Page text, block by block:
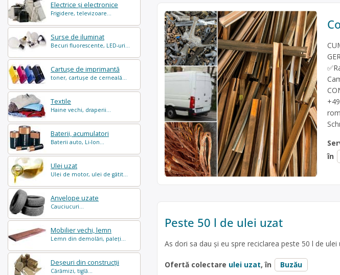
Electrice și electronice
Frigidere, televizoare...
Surse de iluminat
Becuri fluorescente, LED-uri...
Cartușe de imprimantă
toner, cartușe de cerneală...
Textile
Haine vechi, draperii...
Baterii, acumulatori
Baterii auto, Li-Ion...
Ulei uzat
Ulei de motor, ulei de gătit...
Anvelope uzate
Cauciucuri...
Mobilier vechi, lemn
Lemn din demolări, paleți...
Deșeuri din construcții
Cărămizi, tiglă...
în
Peste 50 l de ulei uzat
As dori sa dau și eu spre reciclarea peste 50 l de
Ofertă colectare ulei uzat, în Buzău